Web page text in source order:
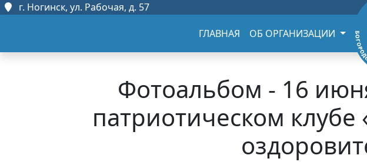
г. Ногинск, ул. Рабочая, д. 57
ГЛАВНАЯ ОБ ОРГАНИЗАЦИИ
Фотоальбом - 16
патриотическом